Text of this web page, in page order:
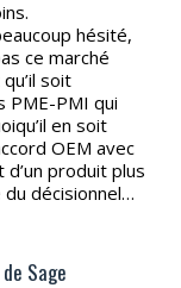
hésité,
ce marché
soit
PMI qui
en soit
OEM avec
produit plus
décisionnel…
Sage